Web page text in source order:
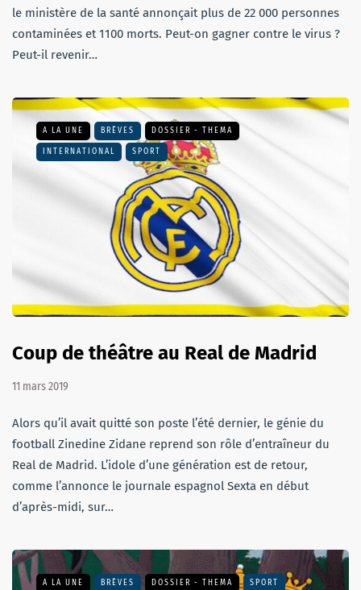
le ministère de la santé annonçait plus de 22 000 personnes
contaminées et 1100 morts. Peut-on gagner contre le virus ?
Peut-il revenir…
A LA UNE BRÈVES DOSSIER - THEMA
INTERNATIONAL SPORT
Coup de théâtre au Real de Madrid
11 mars 2019
Alors qu’il avait quitté son poste l’été dernier, le génie du
football Zinedine Zidane reprend son rôle d’entraîneur du
Real de Madrid. L’idole d’une génération est de retour,
comme l’annonce le journale espagnol Sexta en début
d’après-midi, sur…
A LA UNE BRÈVES DOSSIER - THEMA SPORT